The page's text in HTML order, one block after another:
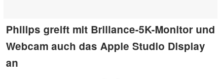
Philips greift mit Brillance-5K-Monitor und
Webcam auch das Apple Studio Display
an